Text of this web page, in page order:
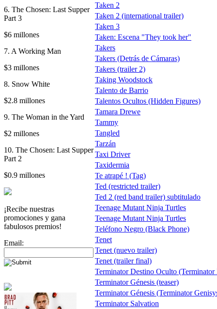
6. The Chosen: Last Supper
Part 3
$6 millones
7. A Working Man
$3 millones
8. Snow White
$2.8 millones
9. The Woman in the Yard
$2 millones
10. The Chosen: Last Supper
Part 2
$0.9 millones
¡Recibe nuestras
promociones y gana
fabulosos premios!
Email:
Taken 2
Taken 2 (international trailer)
Taken 3
Taken: Escena "They took her"
Takers
Takers (Detrás de Cámaras)
Takers (trailer 2)
Taking Woodstock
Talento de Barrio
Talentos Ocultos (Hidden Figures)
Tamara Drewe
Tammy
Tangled
Tarzán
Taxi Driver
Taxidermia
Te atrapé ! (Tag)
Ted (restricted trailer)
Ted 2 (red band trailer) subtitulado
Teenage Mutant Ninja Turtles
Teenage Mutant Ninja Turtles
Teléfono Negro (Black Phone)
Tenet
Tenet (nuevo trailer)
Tenet (trailer final)
Terminator Destino Oculto (Terminator
Terminator Génesis (teaser)
Terminator Génesis (Terminator
Terminator Salvation